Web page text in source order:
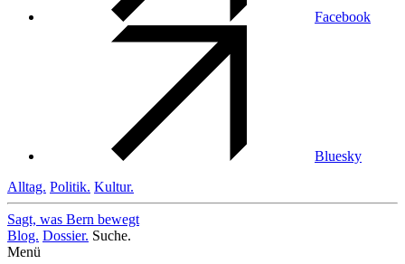
Facebook
Bluesky
Alltag. Politik. Kultur.
Sagt, was Bern bewegt
Blog. Dossier. Suche.
Menü